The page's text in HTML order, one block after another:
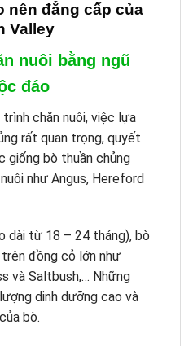
nên đẳng cấp của
Valley
nuôi bằng ngũ
đáo
chăn nuôi, việc lựa
rất quan trọng, quyết
giống bò thuần chủng
như Angus, Hereford
dài từ 18 – 24 tháng), bò
đồng cỏ lớn như
và Saltbush,… Những
dinh dưỡng cao và
bò.